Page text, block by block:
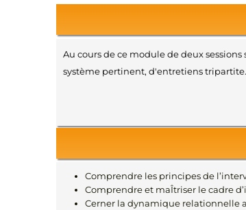
Au cours de ce module de deux
système pertinent, d'entretiens
Comprendre les principes de
Comprendre et maÎtriser le cadre
Cerner la dynamique relationnelle